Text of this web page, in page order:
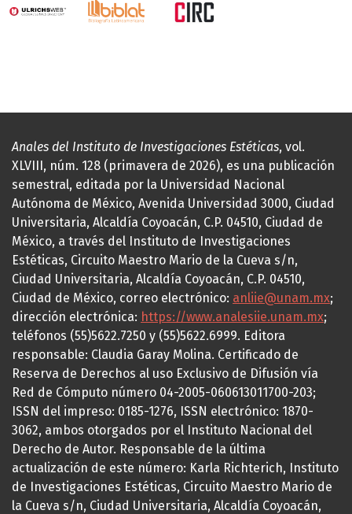
Anales del Instituto de Investigaciones Estéticas, vol.
XLVIII, núm. 128 (primavera de 2026), es una publicación
semestral, editada por la Universidad Nacional
Autónoma de México, Avenida Universidad 3000, Ciudad
Universitaria, Alcaldía Coyoacán, C.P. 04510, Ciudad de
México, a través del Instituto de Investigaciones
Estéticas, Circuito Maestro Mario de la Cueva s/n,
Ciudad Universitaria, Alcaldía Coyoacán, C.P. 04510,
Ciudad de México, correo electrónico: anliie@unam.mx;
dirección electrónica: https://www.analesiie.unam.mx;
teléfonos (55)5622.7250 y (55)5622.6999. Editora
responsable: Claudia Garay Molina. Certificado de
Reserva de Derechos al uso Exclusivo de Difusión vía
Red de Cómputo número 04-2005-060613011700-203;
ISSN del impreso: 0185-1276, ISSN electrónico: 1870-
3062, ambos otorgados por el Instituto Nacional del
Derecho de Autor. Responsable de la última
actualización de este número: Karla Richterich, Instituto
de Investigaciones Estéticas, Circuito Maestro Mario de
la Cueva s/n, Ciudad Universitaria, Alcaldía Coyoacán,